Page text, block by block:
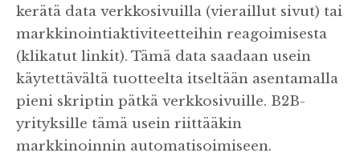
kerätä data verkkosivuilla (vieraillut sivut) tai
markkinointiaktiviteetteihin reagoimisesta
(klikatut linkit). Tämä data saadaan usein
käytettävältä tuotteelta itseltään asentamalla
pieni skriptin pätkä verkkosivuille. B2B-
yrityksille tämä usein riittääkin
markkinoinnin automatisoimiseen.